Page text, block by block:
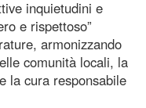
inquietudini e
e rispettoso”
armonizzando
comunità locali, la
la cura responsabile